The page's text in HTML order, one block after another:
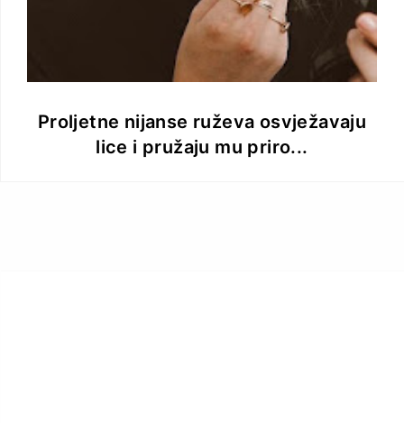
Proljetne nijanse ruževa osvježavaju
lice i pružaju mu priro...